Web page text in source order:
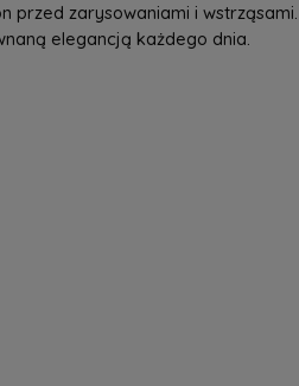
przed zarysowaniami i
elegancją każdego dnia.